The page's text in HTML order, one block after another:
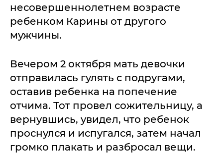
несовершеннолетнем возрасте
ребенком Карины от другого
мужчины.
Вечером 2 октября мать девочки
отправилась гулять с подругами,
оставив ребенка на попечение
отчима. Тот провел сожительницу, а
вернувшись, увидел, что ребенок
проснулся и испугался, затем начал
громко плакать и разбросал вещи.